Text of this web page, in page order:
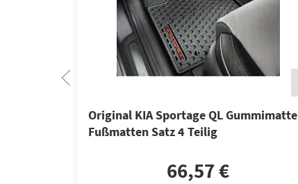
Original KIA Sportage QL Gummimatte
Fußmatten Satz 4 Teilig
66,57 €